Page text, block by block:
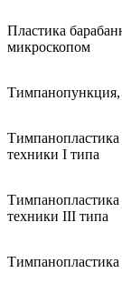
Пластика
микроскопом
Тимпанопункция,
техники I типа
техники III типа